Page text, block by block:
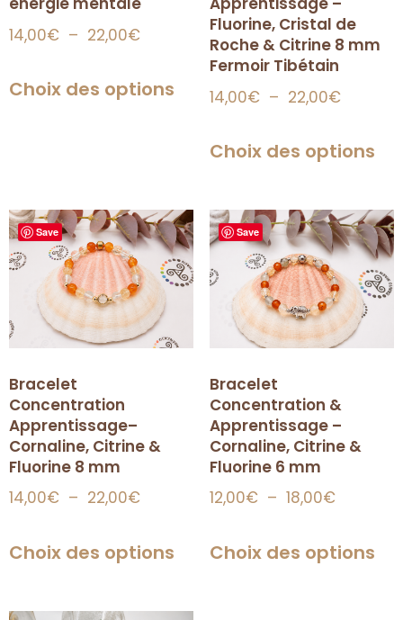
14,00€ – 22,00€
Choix des options
Fluorine, Cristal de
Roche & Citrine 8 mm
Fermoir Tibétain
14,00€ – 22,00€
Choix des options
Save
Bracelet
Concentration
Apprentissage–
Cornaline, Citrine &
Fluorine 8 mm
14,00€ – 22,00€
Choix des options
Save
Bracelet
Concentration &
Apprentissage –
Cornaline, Citrine &
Fluorine 6 mm
12,00€ – 18,00€
Choix des options